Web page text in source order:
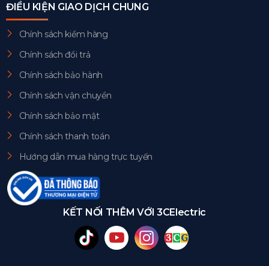
ĐIỀU KIỆN GIAO DỊCH CHUNG
Chính sách kiểm hàng
Chính sách đổi trả
Chính sách bảo hành
Chính sách vận chuyển
Chính sách bảo mật
Chính sách thanh toán
Hướng dẫn mua hàng trực tuyến
KẾT NỐI THÊM VỚI 3CElectric